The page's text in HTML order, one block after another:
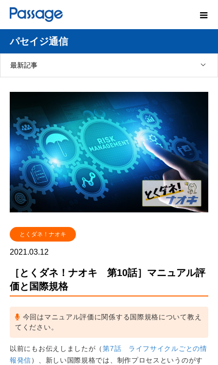
パセイジ通信
最新記事
とくダネ！ナオキ
2021.03.12
［とくダネ！ナオキ 第10話］マニュアル評
価と国際規格
今回はマニュアル評価に関係する国際規格について教え
てください。
以前にもお伝えしましたが（第7話 ライフサイクルごとの情
報発信）、新しい国際規格では、制作プロセスというのがす